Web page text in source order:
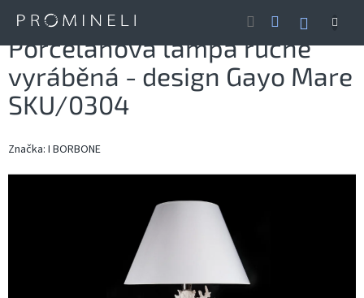
Porcelánová lampa ručně
vyráběná - design Gayo Mare
SKU/0304
Značka: I BORBONE